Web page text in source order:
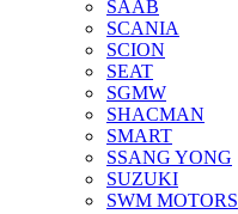
SAAB
SCANIA
SCION
SEAT
SGMW
SHACMAN
SMART
SSANG YONG
SUZUKI
SWM MOTORS